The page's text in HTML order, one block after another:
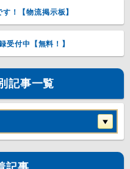
！【物流掲示板】
受付中【無料！】
記事一覧